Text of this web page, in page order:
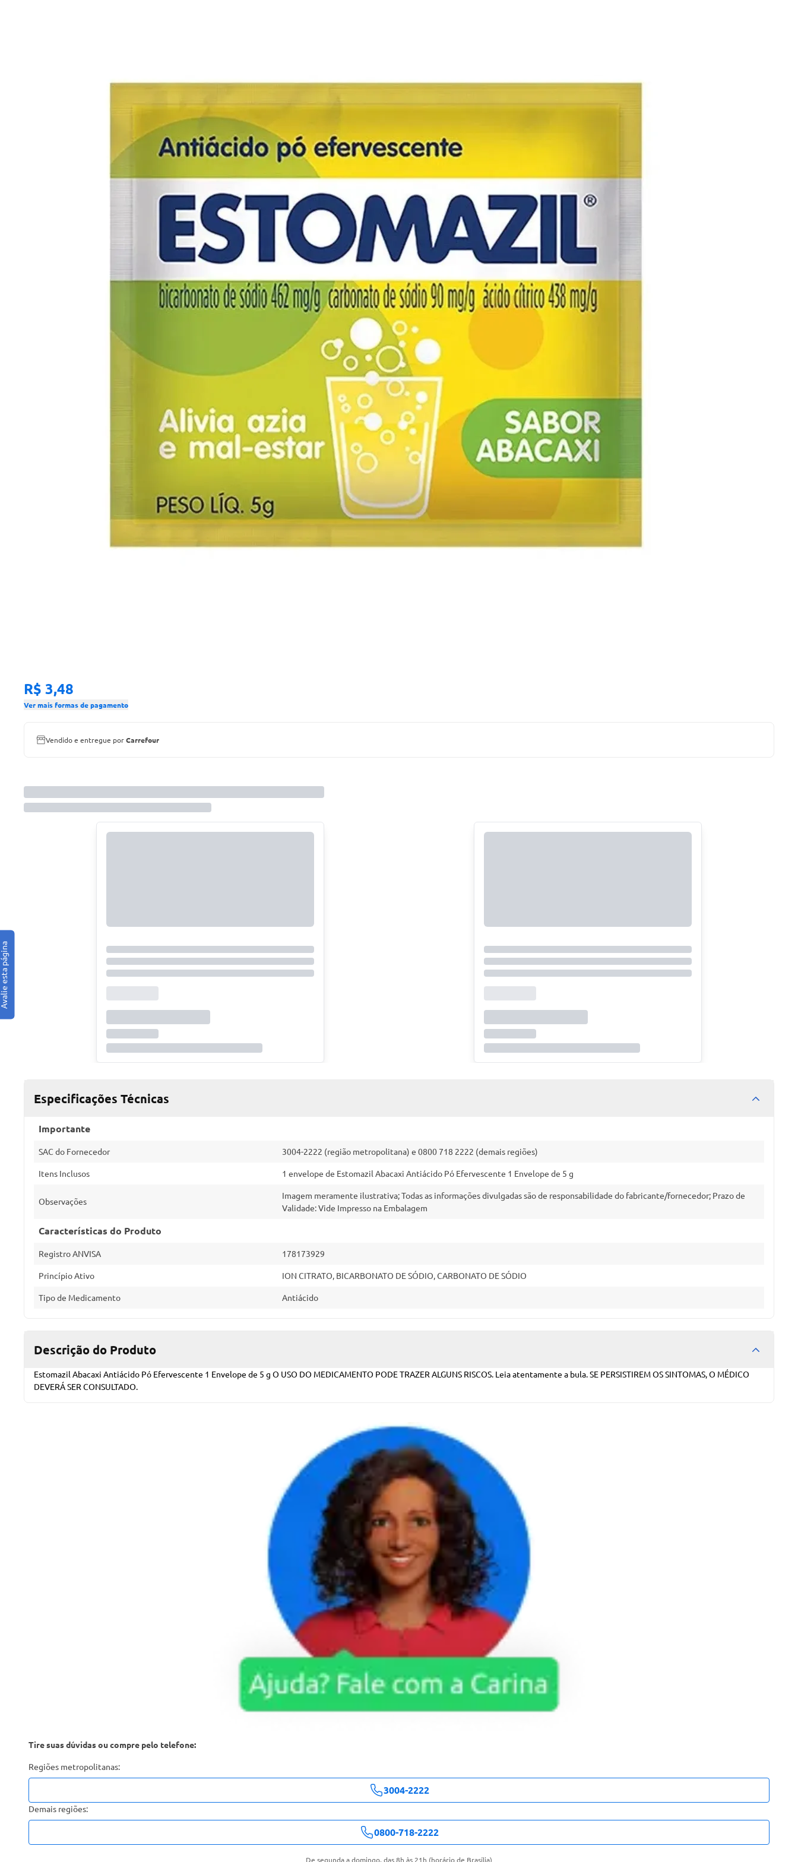
R$ 3,48
Ver mais formas de pagamento
Vendido e entregue porCarrefour
Especificações Técnicas
Importante
SAC do Fornecedor 3004-2222 (região metropolitana) e 0800 718 2222 (demais regiões)
Itens Inclusos 1 envelope de Estomazil Abacaxi Antiácido Pó Efervescente 1 Envelope de 5 g
Observações
Imagem meramente ilustrativa; Todas as informações divulgadas são de responsabilidade do fabricante/fornecedor; Prazo de
Validade: Vide Impresso na Embalagem
Características do Produto
Registro ANVISA 178173929
Princípio Ativo ION CITRATO, BICARBONATO DE SÓDIO, CARBONATO DE SÓDIO
Tipo de Medicamento Antiácido
Descrição do Produto
Estomazil Abacaxi Antiácido Pó Efervescente 1 Envelope de 5 g O USO DO MEDICAMENTO PODE TRAZER ALGUNS RISCOS. Leia atentamente a bula. SE PERSISTIREM OS SINTOMAS, O MÉDICO
DEVERÁ SER CONSULTADO.
Tire suas dúvidas ou compre pelo telefone:
Regiões metropolitanas:
3004-2222
Demais regiões:
0800-718-2222
De segunda a domingo, das 8h às 21h (horário de Brasília)